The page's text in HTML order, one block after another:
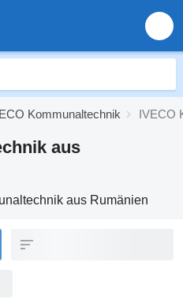
Kommunaltechnik IVECO
aus
aus Rumänien